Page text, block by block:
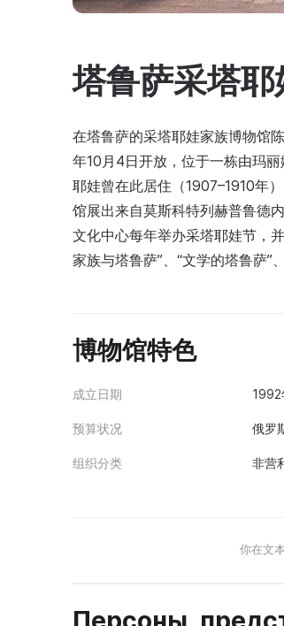
塔鲁萨采塔
在塔鲁萨的采塔耶娃家族博物馆
年10月4日开放，位于一栋由玛
耶娃曾在此居住（1907–1910年
馆展出来自莫斯科特列赫普鲁德
文化中心每年举办采塔耶娃节，
家族与塔鲁萨”、“文学的塔鲁萨”
博物馆特色
成立日期 1992
预算状况 俄罗
组织分类 非营
你在文